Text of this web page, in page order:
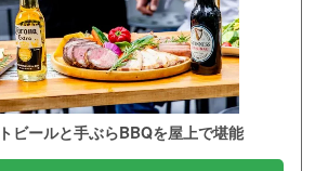
ビールと手ぶらBBQを屋上で堪能